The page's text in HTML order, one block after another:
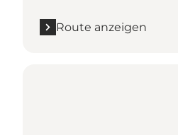
Route anzeigen